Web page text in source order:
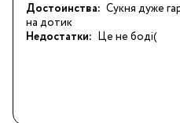
Достоинства: Сукня дуже
на дотик
Недостатки: Це не боді(